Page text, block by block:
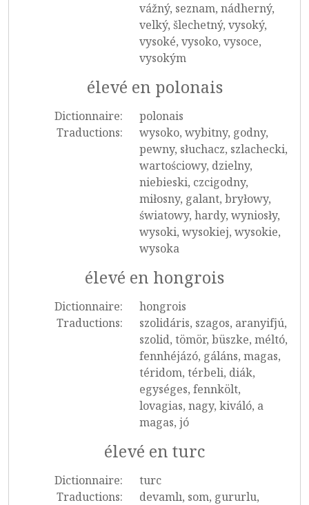
vážný, seznam, nádherný,
velký, šlechetný, vysoký,
vysoké, vysoko, vysoce,
vysokým
élevé en polonais
Dictionnaire:
polonais
Traductions:
wysoko, wybitny, godny,
pewny, słuchacz, szlachecki,
wartościowy, dzielny,
niebieski, czcigodny,
miłosny, galant, bryłowy,
światowy, hardy, wyniosły,
wysoki, wysokiej, wysokie,
wysoka
élevé en hongrois
Dictionnaire:
hongrois
Traductions:
szolidáris, szagos, aranyifjú,
szolid, tömör, büszke, méltó,
fennhéjázó, gáláns, magas,
téridom, térbeli, diák,
egységes, fennkölt,
lovagias, nagy, kiváló, a
magas, jó
élevé en turc
Dictionnaire:
turc
Traductions:
devamlı, som, gururlu,